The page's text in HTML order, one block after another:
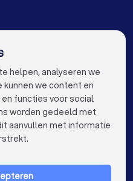
Laakdal Vorst
in Lommel
Antwerpen
in Gent
in Brugge
in Leuven
in Mechelen
u
keyboard_arrow_down
helpen, analyseren we
we content en
functies voor social
worden gedeeld met
aanvullen met informatie